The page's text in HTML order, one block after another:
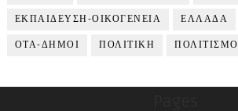
ΕΚΠΑΙΔΕΥΣΗ-ΟΙΚΟΓΕΝΕΙΑ ΕΛΛΑΔΑ
ΟΤΑ-ΔΗΜΟΙ ΠΟΛΙΤΙΚΗ